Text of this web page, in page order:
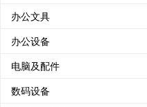
办公文具
办公设备
电脑及配件
数码设备